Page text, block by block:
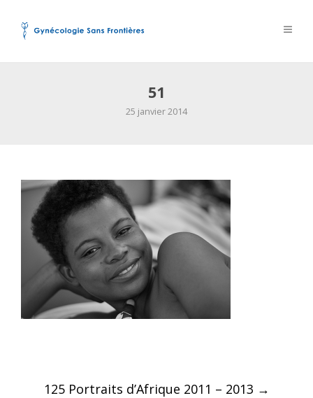
51
25 janvier 2014
Post
125 Portraits d’Afrique 2011 – 2013 →